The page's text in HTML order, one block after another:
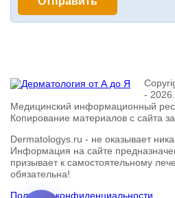
-
Медицинский информационный
Копирование материалов с сайта
Dermatologys.ru - не оказывает
Информация на сайте
призывает к самостоятельному
обязательна!
Политика конфиденциальности